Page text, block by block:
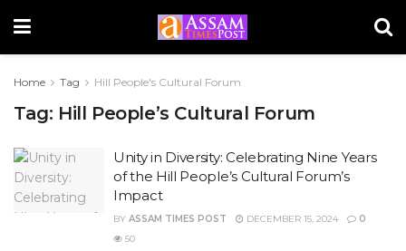
Home Tag Hill People's Cultural Forum
Tag: Hill People’s Cultural Forum
Unity in Diversity: Celebrating Nine Years
of the Hill People’s Cultural Forum’s
Impact
BY ASSAM TIMES POST DECEMBER 15, 2024
0
50